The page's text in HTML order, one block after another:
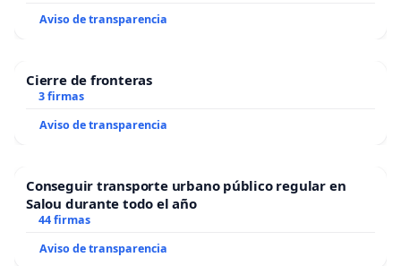
Aviso de transparencia
Cierre de fronteras
3 firmas
Aviso de transparencia
Conseguir transporte urbano público regular en
Salou durante todo el año
44 firmas
Aviso de transparencia